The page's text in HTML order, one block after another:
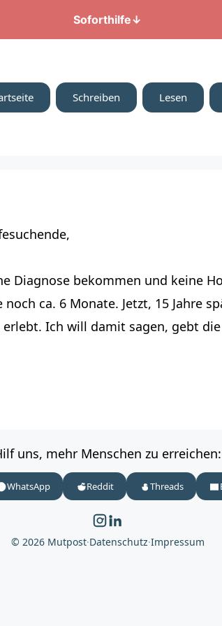
Soforthilfe↓
Schreiben Lesen
Diagnose bekommen und keine
ca. 6 Monate. Jetzt, 15 Jahre
Ich will damit sagen, gebt
uns, mehr Menschen zu erreichen:
WhatsApp Reddit Threads
© 2026 Mutpost·Datenschutz·Impressum